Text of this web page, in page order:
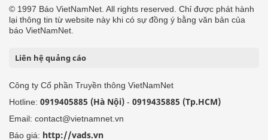
© 1997 Báo VietNamNet. All rights reserved. Chỉ được phát hành
lại thông tin từ website này khi có sự đồng ý bằng văn bản của
báo VietNamNet.
Liên hệ quảng cáo
Công ty Cổ phần Truyền thông VietNamNet
Hotline: 0919405885 (Hà Nội) - 0919435885 (Tp.HCM)
Email: contact@vietnamnet.vn
Báo giá: http://vads.vn